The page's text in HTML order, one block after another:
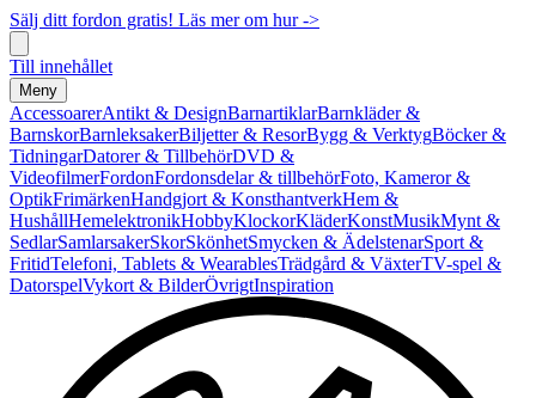
Sälj ditt fordon gratis! Läs mer om hur ->
Till innehållet
Meny
AccessoarerAntikt & DesignBarnartiklarBarnkläder &
BarnskorBarnleksakerBiljetter & ResorBygg & VerktygBöcker &
TidningarDatorer & TillbehörDVD &
VideofilmerFordonFordonsdelar & tillbehörFoto, Kameror &
OptikFrimärkenHandgjort & KonsthantverkHem &
HushållHemelektronikHobbyKlockorKläderKonstMusikMynt &
SedlarSamlarsakerSkorSkönhetSmycken & ÄdelstenarSport &
FritidTelefoni, Tablets & WearablesTrädgård & VäxterTV-spel &
DatorspelVykort & BilderÖvrigtInspiration